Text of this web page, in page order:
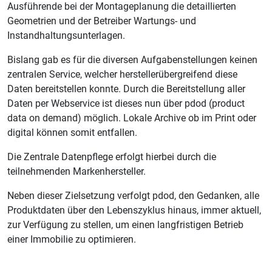
Ausführende bei der Montageplanung die detaillierten
Geometrien und der Betreiber Wartungs- und
Instandhaltungsunterlagen.
Bislang gab es für die diversen Aufgabenstellungen keinen
zentralen Service, welcher herstellerübergreifend diese
Daten bereitstellen konnte. Durch die Bereitstellung aller
Daten per Webservice ist dieses nun über pdod (product
data on demand) möglich. Lokale Archive ob im Print oder
digital können somit entfallen.
Die Zentrale Datenpflege erfolgt hierbei durch die
teilnehmenden Markenhersteller.
Neben dieser Zielsetzung verfolgt pdod, den Gedanken, alle
Produktdaten über den Lebenszyklus hinaus, immer aktuell,
zur Verfügung zu stellen, um einen langfristigen Betrieb
einer Immobilie zu optimieren.